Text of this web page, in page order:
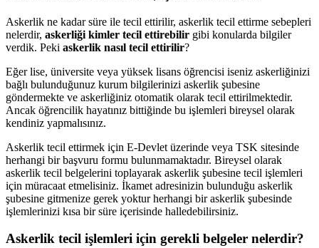
Askerlik ne kadar süre ile tecil ettirilir, askerlik tecil ettirme sebepleri
nelerdir, askerliği kimler tecil ettirebilir gibi konularda bilgiler
verdik. Peki askerlik nasıl tecil ettirilir?
Eğer lise, üniversite veya yüksek lisans öğrencisi iseniz askerliğinizi
bağlı bulunduğunuz kurum bilgilerinizi askerlik şubesine
göndermekte ve askerliğiniz otomatik olarak tecil ettirilmektedir.
Ancak öğrencilik hayatınız bittiğinde bu işlemleri bireysel olarak
kendiniz yapmalısınız.
Askerlik tecil ettirmek için E-Devlet üzerinde veya TSK sitesinde
herhangi bir başvuru formu bulunmamaktadır. Bireysel olarak
askerlik tecil belgelerini toplayarak askerlik şubesine tecil işlemleri
için müracaat etmelisiniz. İkamet adresinizin bulunduğu askerlik
şubesine gitmenize gerek yoktur herhangi bir askerlik şubesinde
işlemlerinizi kısa bir süre içerisinde halledebilirsiniz.
Askerlik tecil işlemleri için gerekli belgeler nelerdir?